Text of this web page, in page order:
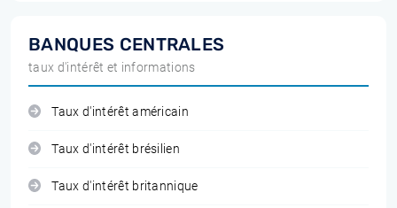
BANQUES CENTRALES
taux d'intérêt et informations
Taux d'intérêt américain
Taux d'intérêt brésilien
Taux d'intérêt britannique